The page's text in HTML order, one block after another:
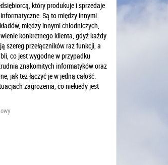
który produkuje i sprzedaje
Są to między innymi
między innymi chłodniczych,
konkretnego klienta, gdyż każdy
szereg przełączników raz funkcji, a
co jest wygodne w przypadku
znakomitych informatyków oraz
jak też łączyć je w jedną całość.
zagrożenia, co niekiedy jest